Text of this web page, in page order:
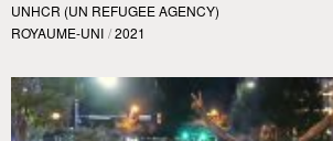
UNHCR (UN REFUGEE AGENCY)
ROYAUME-UNI / 2021